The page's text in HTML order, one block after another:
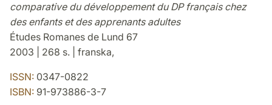
comparative du développement du DP français chez
des enfants et des apprenants adultes
Études Romanes de Lund 67
2003 | 268 s. | franska,
ISSN: 0347-0822
ISBN: 91-973886-3-7